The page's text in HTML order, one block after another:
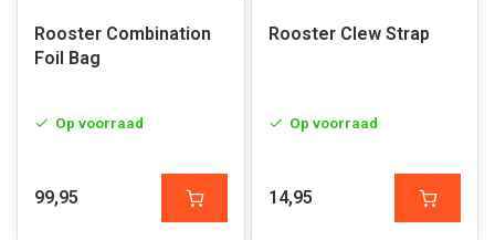
Rooster Combination
Foil Bag
Op voorraad
99,95
Rooster Clew Strap
Op voorraad
14,95